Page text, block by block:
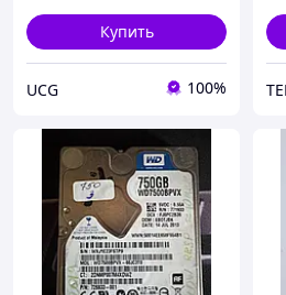
Купить
UCG 100%